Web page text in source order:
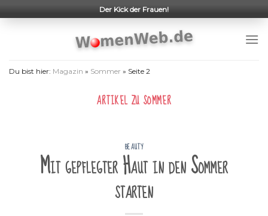
to
Der Kick der Frauen!
Du bist hier: Magazin » Sommer » Seite 2
ARTIKEL ZU SOMMER
BEAUTY
Mit gepflegter Haut in den Sommer
starten